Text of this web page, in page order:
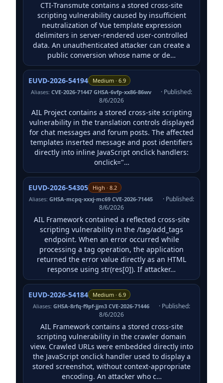
CTI-Transmute contains a stored cross-site
scripting vulnerability caused by insufficient
neutralization of Vue template expression
delimiters in server-rendered user-controlled
data. An unauthenticated attacker can create a
public conversion whose name or de…
EUVD-2026-54194
Medium · 6.9
Aliases: CVE-2026-71447 GHSA-6vfp-xx86-86wv
· Published:
8/6/2026
AIL Project contains a stored cross-site scripting
vulnerability in the translation controls displayed
for chat messages and forum posts. The affected
templates inserted message and post identifiers
directly into inline JavaScript onclick handlers:
onclick="…
EUVD-2026-54305
High · 8.2
Aliases:GHSA-mcpq-xxxj-mc69 CVE-2026-71445
· Published:
8/6/2026
AIL Framework contained a reflected cross-site
scripting vulnerability in the /tag/add_tags
endpoint. When an error occurred while
processing a tag operation, the application
returned the error value directly as an HTML
response using str(res[0]). If attacker…
EUVD-2026-54184
Medium · 6.9
Aliases: GHSA-8rfq-f9pf-jjm3 CVE-2026-71446
· Published:
8/6/2026
AIL Framework contains a stored cross-site
scripting vulnerability in the crawler domain
view. Crawled URLs were embedded directly into
the JavaScript onclick handler used to display a
stored screenshot, without context-appropriate
encoding. An attacker who c…